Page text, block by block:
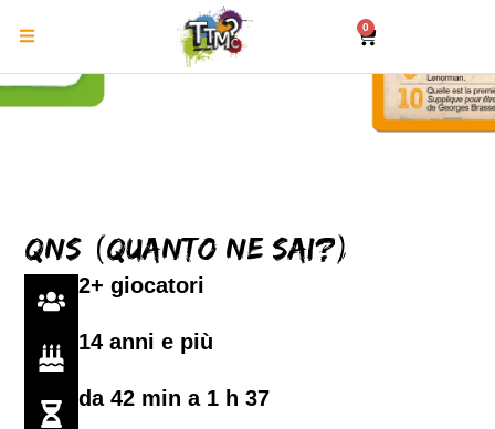
0
QNS (Quanto ne sai?)
2+ giocatori
14 anni e più
da 42 min a 1 h 37